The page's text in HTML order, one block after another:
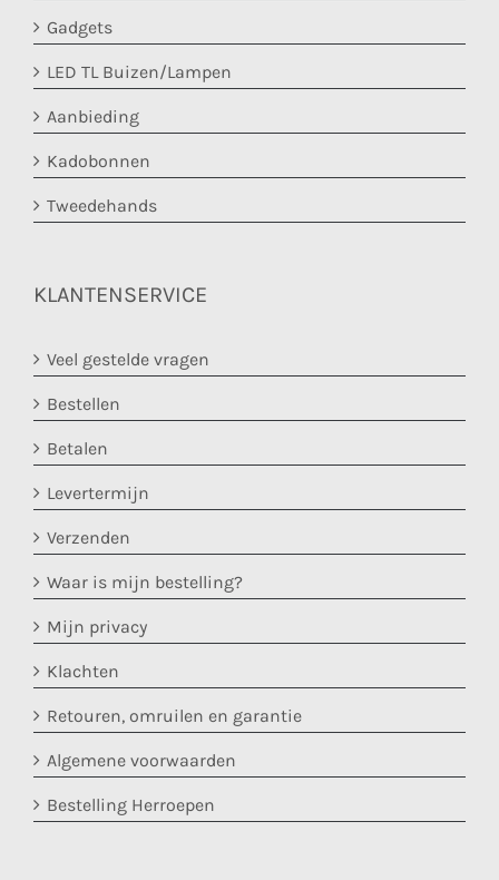
Gadgets
LED TL Buizen/Lampen
Aanbieding
Kadobonnen
Tweedehands
KLANTENSERVICE
Veel gestelde vragen
Bestellen
Betalen
Levertermijn
Verzenden
Waar is mijn bestelling?
Mijn privacy
Klachten
Retouren, omruilen en garantie
Algemene voorwaarden
Bestelling Herroepen